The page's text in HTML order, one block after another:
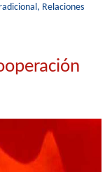
Relaciones